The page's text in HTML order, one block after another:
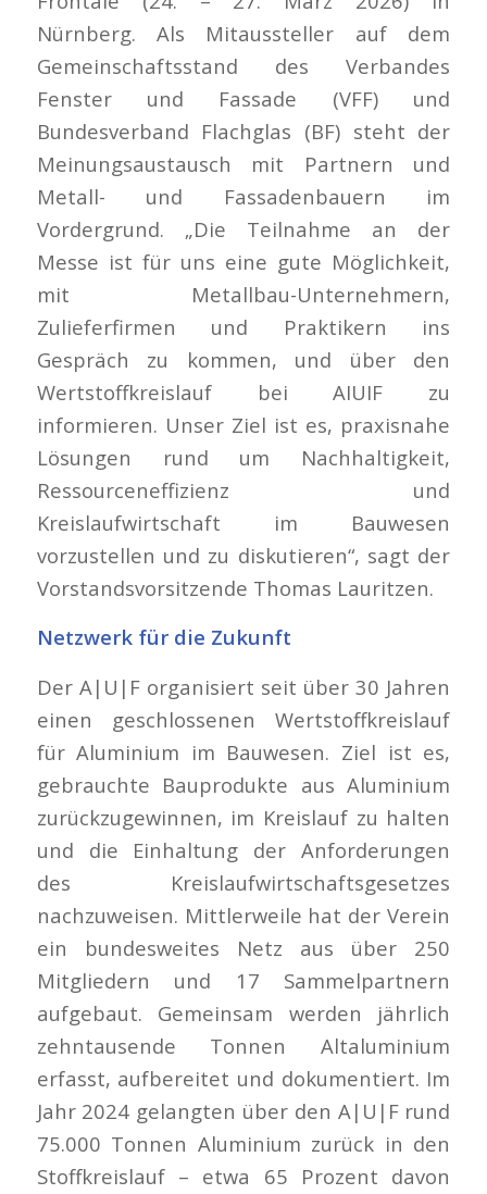
Nürnberg. Als Mitaussteller auf dem
Gemeinschaftsstand des Verbandes
Fenster und Fassade (VFF) und
Bundesverband Flachglas (BF) steht der
Meinungsaustausch mit Partnern und
Metall- und Fassadenbauern im
Vordergrund. „Die Teilnahme an der
Messe ist für uns eine gute Möglichkeit,
mit Metallbau-Unternehmern,
Zulieferfirmen und Praktikern ins
Gespräch zu kommen, und über den
Wertstoffkreislauf bei AIUIF zu
informieren. Unser Ziel ist es, praxisnahe
Lösungen rund um Nachhaltigkeit,
Ressourceneffizienz und
Kreislaufwirtschaft im Bauwesen
vorzustellen und zu diskutieren“, sagt der
Vorstandsvorsitzende Thomas Lauritzen.
Netzwerk für die Zukunft
Der A|U|F organisiert seit über 30 Jahren
einen geschlossenen Wertstoffkreislauf
für Aluminium im Bauwesen. Ziel ist es,
gebrauchte Bauprodukte aus Aluminium
zurückzugewinnen, im Kreislauf zu halten
und die Einhaltung der Anforderungen
des Kreislaufwirtschaftsgesetzes
nachzuweisen. Mittlerweile hat der Verein
ein bundesweites Netz aus über 250
Mitgliedern und 17 Sammelpartnern
aufgebaut. Gemeinsam werden jährlich
zehntausende Tonnen Altaluminium
erfasst, aufbereitet und dokumentiert. Im
Jahr 2024 gelangten über den A|U|F rund
75.000 Tonnen Aluminium zurück in den
Stoffkreislauf – etwa 65 Prozent davon